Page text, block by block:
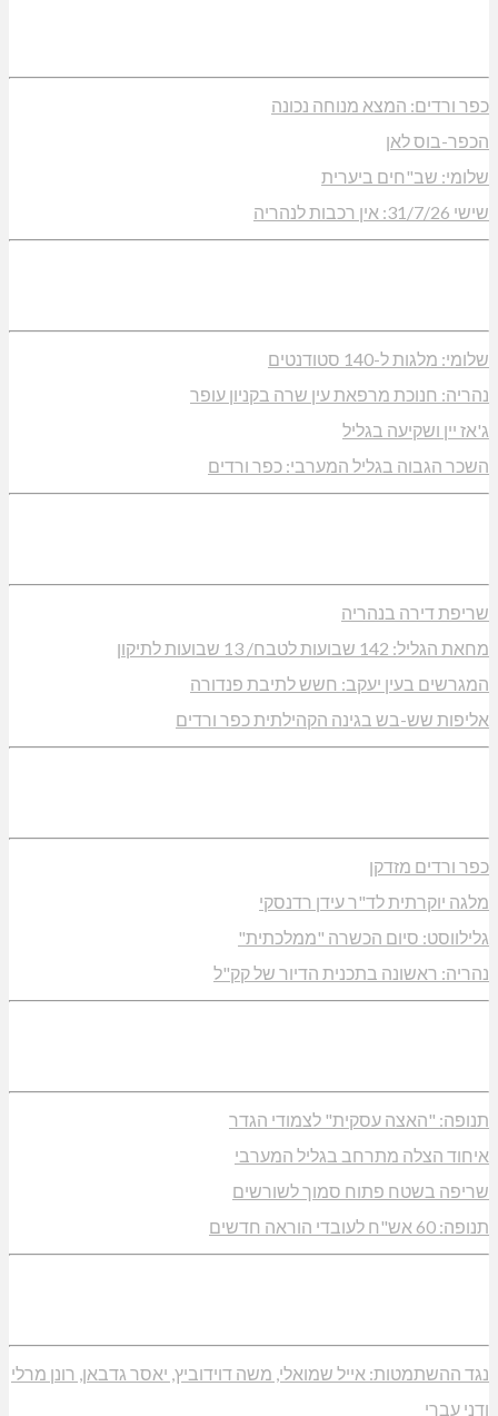
כפר ורדים: המצא מנוחה נכונה
הכפר-בוס לאן
שלומי: שב"חים ביערית
שישי 31/7/26: אין רכבות לנהריה
שלומי: מלגות ל-140 סטודנטים
נהריה: חנוכת מרפאת עין שרה בקניון עופר
ג'אז יין ושקיעה בגליל
השכר הגבוה בגליל המערבי: כפר ורדים
שריפת דירה בנהריה
מחאת הגליל: 142 שבועות לטבח/ 13 שבועות לתיקון
המגרשים בעין יעקב: חשש לתיבת פנדורה
אליפות שש-בש בגינה הקהילתית כפר ורדים
כפר ורדים מזדקן
מלגה יוקרתית לד"ר עידן רדנסקי
גלילווסט: סיום הכשרה "ממלכתית"
נהריה: ראשונה בתכנית הדיור של קק"ל
תנופה: "האצה עסקית" לצמודי הגדר
איחוד הצלה מתרחב בגליל המערבי
שריפה בשטח פתוח סמוך לשורשים
תנופה: 60 אש"ח לעובדי הוראה חדשים
נגד ההשתמטות: אייל שמואלי, משה דוידוביץ, יאסר גדבאן, רונן מרלי
ודני עברי